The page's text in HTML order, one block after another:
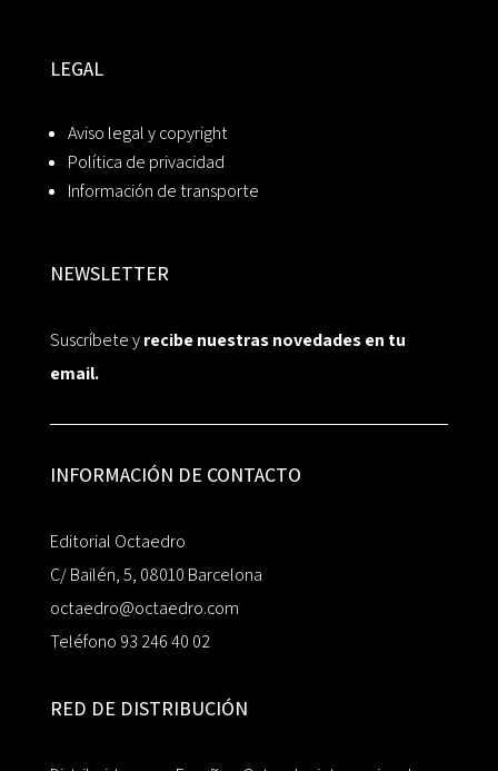
LEGAL
Aviso legal y copyright
Política de privacidad
Información de transporte
NEWSLETTER
Suscríbete yrecibe nuestras novedades en tu
email.
INFORMACIÓN DE CONTACTO
Editorial Octaedro
C/ Bailén, 5, 08010 Barcelona
octaedro@octaedro.com
Teléfono 93 246 40 02
RED DE DISTRIBUCIÓN